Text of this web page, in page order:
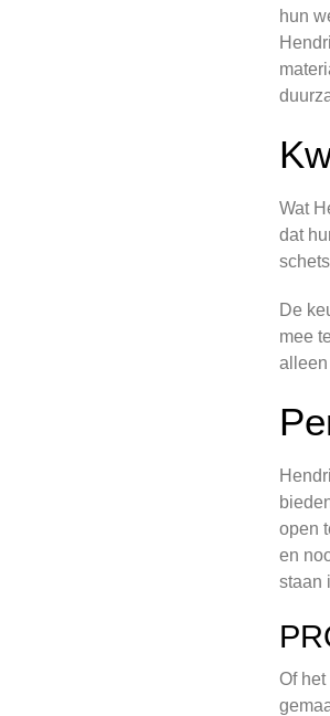
hun
Wat
dat
De
mee
alleen
open
en
staan
Of